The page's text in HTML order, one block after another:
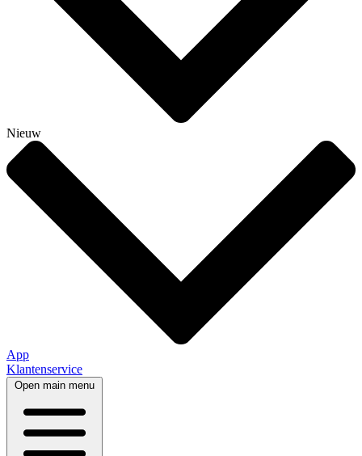
Nieuw
App
Klantenservice
Open main menu